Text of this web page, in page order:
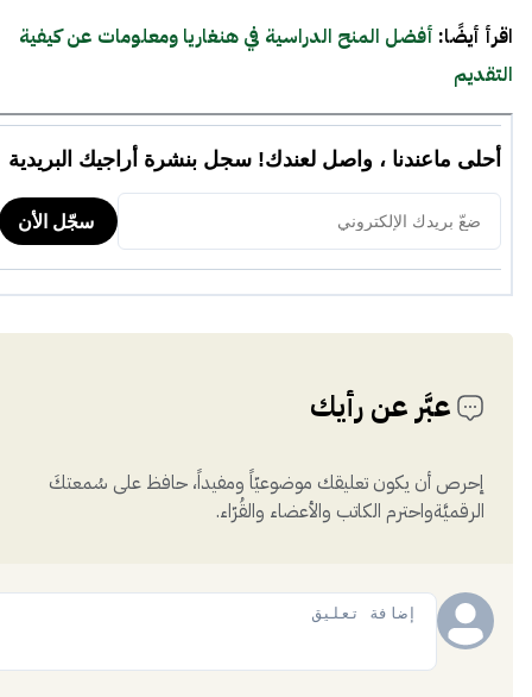
اقرأ أيضًا: أفضل المنح الدراسية في هنغاريا ومعلومات عن كيفية
التقديم
عبَّر عن رأيك
إحرص أن يكون تعليقك موضوعيّاً ومفيداً، حافظ على سُمعتكَ
الرقميَّةواحترم الكاتب والأعضاء والقُرّاء.